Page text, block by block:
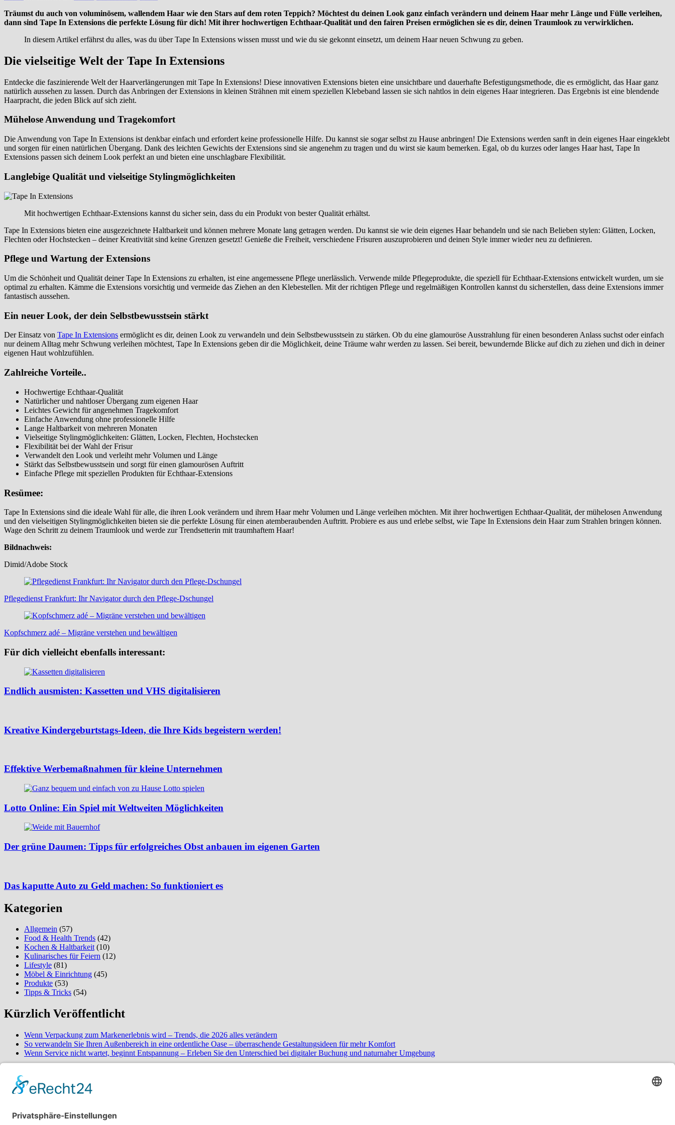
Träumst du auch von voluminösem, wallendem Haar wie den Stars auf dem roten Teppich? Möchtest du deinen Look ganz einfach verändern und deinem Haar mehr Länge und Fülle verleihen,
dann sind Tape In Extensions die perfekte Lösung für dich! Mit ihrer hochwertigen Echthaar-Qualität und den fairen Preisen ermöglichen sie es dir, deinen Traumlook zu verwirklichen.
In diesem Artikel erfährst du alles, was du über Tape In Extensions wissen musst und wie du sie gekonnt einsetzt, um deinem Haar neuen Schwung zu geben.
Die vielseitige Welt der Tape In Extensions
Entdecke die faszinierende Welt der Haarverlängerungen mit Tape In Extensions! Diese innovativen Extensions bieten eine unsichtbare und dauerhafte Befestigungsmethode, die es ermöglicht, das Haar ganz
natürlich aussehen zu lassen. Durch das Anbringen der Extensions in kleinen Strähnen mit einem speziellen Klebeband lassen sie sich nahtlos in dein eigenes Haar integrieren. Das Ergebnis ist eine blendende
Haarpracht, die jeden Blick auf sich zieht.
Mühelose Anwendung und Tragekomfort
Die Anwendung von Tape In Extensions ist denkbar einfach und erfordert keine professionelle Hilfe. Du kannst sie sogar selbst zu Hause anbringen! Die Extensions werden sanft in dein eigenes Haar eingeklebt
und sorgen für einen natürlichen Übergang. Dank des leichten Gewichts der Extensions sind sie angenehm zu tragen und du wirst sie kaum bemerken. Egal, ob du kurzes oder langes Haar hast, Tape In
Extensions passen sich deinem Look perfekt an und bieten eine unschlagbare Flexibilität.
Langlebige Qualität und vielseitige Stylingmöglichkeiten
Mit hochwertigen Echthaar-Extensions kannst du sicher sein, dass du ein Produkt von bester Qualität erhältst.
Tape In Extensions bieten eine ausgezeichnete Haltbarkeit und können mehrere Monate lang getragen werden. Du kannst sie wie dein eigenes Haar behandeln und sie nach Belieben stylen: Glätten, Locken,
Flechten oder Hochstecken – deiner Kreativität sind keine Grenzen gesetzt! Genieße die Freiheit, verschiedene Frisuren auszuprobieren und deinen Style immer wieder neu zu definieren.
Pflege und Wartung der Extensions
Um die Schönheit und Qualität deiner Tape In Extensions zu erhalten, ist eine angemessene Pflege unerlässlich. Verwende milde Pflegeprodukte, die speziell für Echthaar-Extensions entwickelt wurden, um sie
optimal zu erhalten. Kämme die Extensions vorsichtig und vermeide das Ziehen an den Klebestellen. Mit der richtigen Pflege und regelmäßigen Kontrollen kannst du sicherstellen, dass deine Extensions immer
fantastisch aussehen.
Ein neuer Look, der dein Selbstbewusstsein stärkt
Der Einsatz von Tape In Extensions ermöglicht es dir, deinen Look zu verwandeln und dein Selbstbewusstsein zu stärken. Ob du eine glamouröse Ausstrahlung für einen besonderen Anlass suchst oder einfach
nur deinem Alltag mehr Schwung verleihen möchtest, Tape In Extensions geben dir die Möglichkeit, deine Träume wahr werden zu lassen. Sei bereit, bewundernde Blicke auf dich zu ziehen und dich in deiner
eigenen Haut wohlzufühlen.
Zahlreiche Vorteile..
Hochwertige Echthaar-Qualität
Natürlicher und nahtloser Übergang zum eigenen Haar
Leichtes Gewicht für angenehmen Tragekomfort
Einfache Anwendung ohne professionelle Hilfe
Lange Haltbarkeit von mehreren Monaten
Vielseitige Stylingmöglichkeiten: Glätten, Locken, Flechten, Hochstecken
Flexibilität bei der Wahl der Frisur
Verwandelt den Look und verleiht mehr Volumen und Länge
Stärkt das Selbstbewusstsein und sorgt für einen glamourösen Auftritt
Einfache Pflege mit speziellen Produkten für Echthaar-Extensions
Resümee:
Tape In Extensions sind die ideale Wahl für alle, die ihren Look verändern und ihrem Haar mehr Volumen und Länge verleihen möchten. Mit ihrer hochwertigen Echthaar-Qualität, der mühelosen Anwendung
und den vielseitigen Stylingmöglichkeiten bieten sie die perfekte Lösung für einen atemberaubenden Auftritt. Probiere es aus und erlebe selbst, wie Tape In Extensions dein Haar zum Strahlen bringen können.
Wage den Schritt zu deinem Traumlook und werde zur Trendsetterin mit traumhaftem Haar!
Bildnachweis:
Dimid/Adobe Stock
Beitragsnavigation
Pflegedienst Frankfurt: Ihr Navigator durch den Pflege-Dschungel
Kopfschmerz adé – Migräne verstehen und bewältigen
Für dich vielleicht ebenfalls interessant:
Endlich ausmisten: Kassetten und VHS digitalisieren
Kreative Kindergeburtstags-Ideen, die Ihre Kids begeistern werden!
Effektive Werbemaßnahmen für kleine Unternehmen
Lotto Online: Ein Spiel mit Weltweiten Möglichkeiten
Der grüne Daumen: Tipps für erfolgreiches Obst anbauen im eigenen Garten
Das kaputte Auto zu Geld machen: So funktioniert es
Kategorien
Allgemein (57)
Food & Health Trends (42)
Kochen & Haltbarkeit(10)
Kulinarisches für Feiern (12)
Lifestyle (81)
Möbel & Einrichtung (45)
Produkte (53)
Tipps & Tricks (54)
Kürzlich Veröffentlicht
Wenn Verpackung zum Markenerlebnis wird – Trends, die 2026 alles verändern
So verwandeln Sie Ihren Außenbereich in eine ordentliche Oase – überraschende Gestaltungsideen für mehr Komfort
Wenn Service nicht wartet, beginnt Entspannung – Erleben Sie den Unterschied bei digitaler Buchung und naturnaher Umgebung
Über mich
Schön dich auf meinem Food-Blog begrüßen zu können!